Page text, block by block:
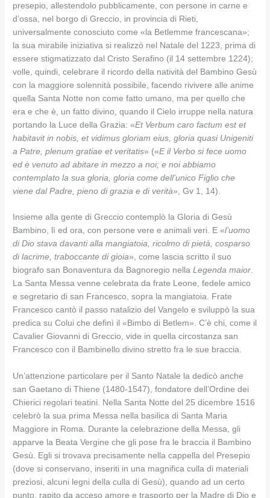
presepio, allestendolo pubblicamente, con persone in carne e
d’ossa, nel borgo di Greccio, in provincia di Rieti,
universalmente conosciuto come «la Betlemme francescana»;
la sua mirabile iniziativa si realizzò nel Natale del 1223, prima di
essere stigmatizzato dal Cristo Serafino (il 14 settembre 1224);
volle, quindi, celebrare il ricordo della natività del Bambino Gesù
con la maggiore solennità possibile, facendo rivivere alle anime
quella Santa Notte non come fatto umano, ma per quello che
era e che è, un fatto divino, quando il Cielo irruppe nella natura
portando la Luce della Grazia: «Et Verbum caro factum est et
habitavit in nobis, et vidimus gloriam eius, gloria quasi Unigeniti
a Patre, plenum gratiae et veritatis» («E il Verbo si fece uomo
ed è venuto ad abitare in mezzo a noi; e noi abbiamo
contemplato la sua gloria, gloria come dell’unico Figlio che
viene dal Padre, pieno di grazia e di verità», Gv 1, 14).
Insieme alla gente di Greccio contemplò la Gloria di Gesù
Bambino, lì ed ora, con persone vere e animali veri. E «l’uomo
di Dio stava davanti alla mangiatoia, ricolmo di pietà, cosparso
di lacrime, traboccante di gioia», come lascia scritto il suo
biografo san Bonaventura da Bagnoregio nellaLegenda maior.
La Santa Messa venne celebrata da frate Leone, fedele amico
e segretario di san Francesco, sopra la mangiatoia. Frate
Francesco cantò il passo natalizio del Vangelo e sviluppò la sua
predica su Colui che definì il «Bimbo di Betlem». C’è chi, come il
Cavalier Giovanni di Greccio, vide in quella circostanza san
Francesco con il Bambinello divino stretto fra le sue braccia.
Un’attenzione particolare per il Santo Natale la dedicò anche
san Gaetano di Thiene (1480-1547), fondatore dell’Ordine dei
Chierici regolari teatini. Nella Santa Notte del 25 dicembre 1516
celebrò la sua prima Messa nella basilica di Santa Maria
Maggiore in Roma. Durante la celebrazione della Messa, gli
apparve la Beata Vergine che gli pose fra le braccia il Bambino
Gesù. Egli si trovava precisamente nella cappella del Presepio
(dove si conservano, inseriti in una magnifica culla di materiali
preziosi, alcuni legni della culla di Gesù), quando ad un certo
punto, rapito da acceso amore e trasporto per la Madre di Dio e